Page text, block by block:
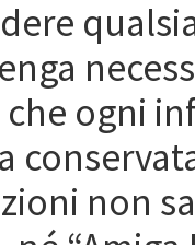
che ogni
non